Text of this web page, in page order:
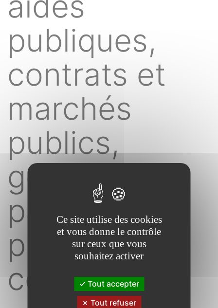
publiques,
contrats et
marchés
publics,
gestion du
patrimoine
public,
contentieux
Ce site utilise des cookies
et vous donne le contrôle
sur ceux que vous
souhaitez activer
Tout accepter
Tout refuser